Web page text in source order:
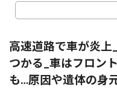
高速道路で車が炎上
つかる_車はフロン
も…原因や遺体の身